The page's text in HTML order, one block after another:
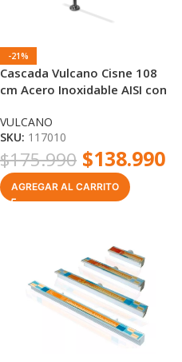
-21%
Cascada Vulcano Cisne 108
cm Acero Inoxidable AISI con
VULCANO
SKU: 117010
$175.990 $138.990
AGREGAR AL CARRITO